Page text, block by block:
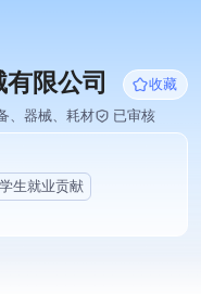
限公司
收藏
、器械、耗材
已审核
生就业贡献